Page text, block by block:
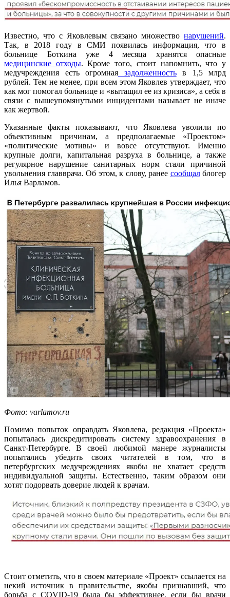
Известно, что с Яковлевым связано множество нарушений.
Так, в 2018 году в СМИ появилась информация, что в
больнице Боткина уже 4 месяца хранятся опасные
медицинские отходы. Кроме того, стоит напомнить, что у
медучреждения есть огромная задолженностьв 1,5 млрд
рублей. Тем не менее, при всем этом Яковлев утверждает, что
как мог помогал больнице и «вытащил ее из кризиса», а себя в
связи с вышеупомянутыми инцидентами называет не иначе
как жертвой.
Указанные факты показывают, что Яковлева уволили по
объективным причинам, а предполагаемые «Проектом»
«политические мотивы» и вовсе отсутствуют. Именно
крупные долги, капитальная разруха в больнице, а также
регулярное нарушение санитарных норм стали причиной
увольнения главврача. Об этом, к слову, ранее сообщалблогер
Илья Варламов.
Фото: varlamov.ru
Помимо попыток оправдать Яковлева, редакция «Проекта»
попыталась дискредитировать систему здравоохранения в
Санкт-Петербурге. В своей любимой манере журналисты
попытались убедить своих читателей в том, что в
петербургских медучреждениях якобы не хватает средств
индивидуальной защиты. Естественно, таким образом они
хотят подорвать доверие людей к врачам.
Стоит отметить, что в своем материале «Проект» ссылается на
некий источник в правительстве, якобы признавший, что
борьба с COVID-19 была бы эффективнее, если бы врачи